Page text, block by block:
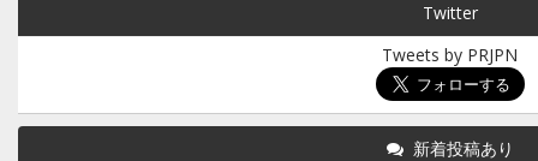
Twitter
Tweets by PRJPN
新着投稿あり